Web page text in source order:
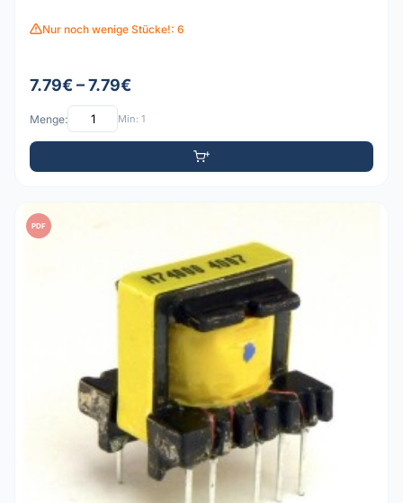
Nur noch wenige Stücke!: 6
7.79€ – 7.79€
Menge: Min: 1
PDF